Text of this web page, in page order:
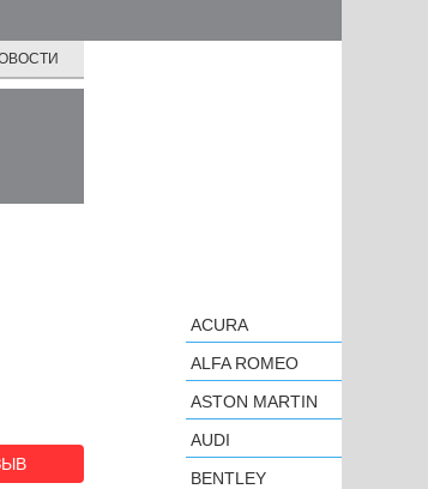
ACURA
ALFA ROMEO
ASTON MARTIN
AUDI
BENTLEY